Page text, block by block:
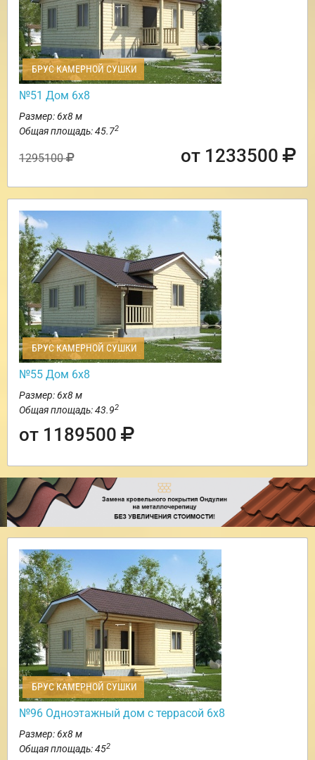
БРУС КАМЕРНОЙ СУШКИ
№51 Дом 6х8
Размер: 6х8 м
Общая площадь: 45.72
1295100 от 1233500
БРУС КАМЕРНОЙ СУШКИ
№55 Дом 6х8
Размер: 6х8 м
Общая площадь: 43.92
от 1189500
БРУС КАМЕРНОЙ СУШКИ
№96 Одноэтажный дом с террасой 6х8
Размер: 6х8 м
Общая площадь: 452